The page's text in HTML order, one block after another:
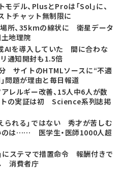
デル、PlusとProは「Sol」に、
トチャット無制限に
所、35kmの線状に 衛星データ
地理院
AIを導入していた 間に合わな
通知開封も1.5倍
サイトのHTMLソースに“不適
問題が理由と毎日報道
アレルギー改善、15人中6人が数
の実証は初 Science系列誌掲
られる」ではない 秀才が苦しむ
のは…… 医学生・医師1000人超
にステマで措置命令 報酬付きで
消費者庁